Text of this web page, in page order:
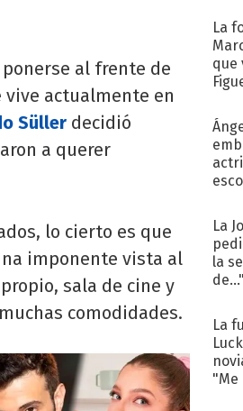
al frente de
actualmente en
Süller decidió
a querer
lo cierto es que
imponente vista al
sala de cine y
comodidades.
La
que
La
la
de..."
La
"Me